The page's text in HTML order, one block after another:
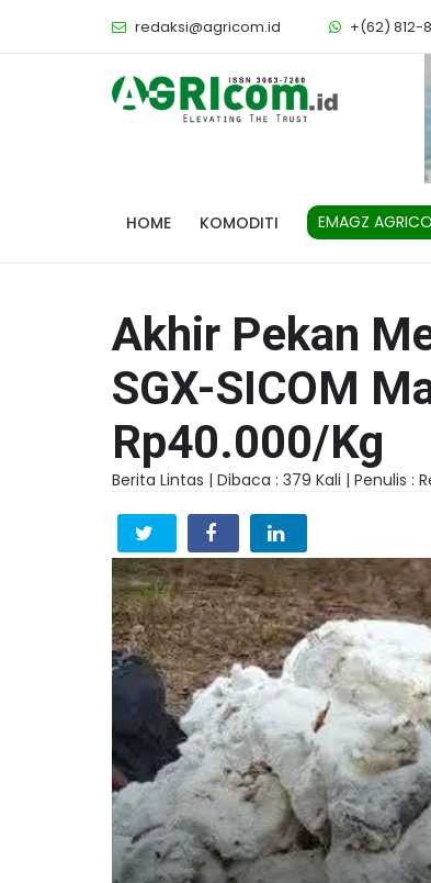
redaksi@agricom.id +(62) 812-
HOME KOMODITI EMAGZ
Akhir Pekan
SGX-SICOM
Rp40.000/Kg
Berita Lintas | Dibaca : 379 Kali | Penulis :